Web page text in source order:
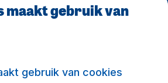
maakt gebruik van
gebruik van cookies